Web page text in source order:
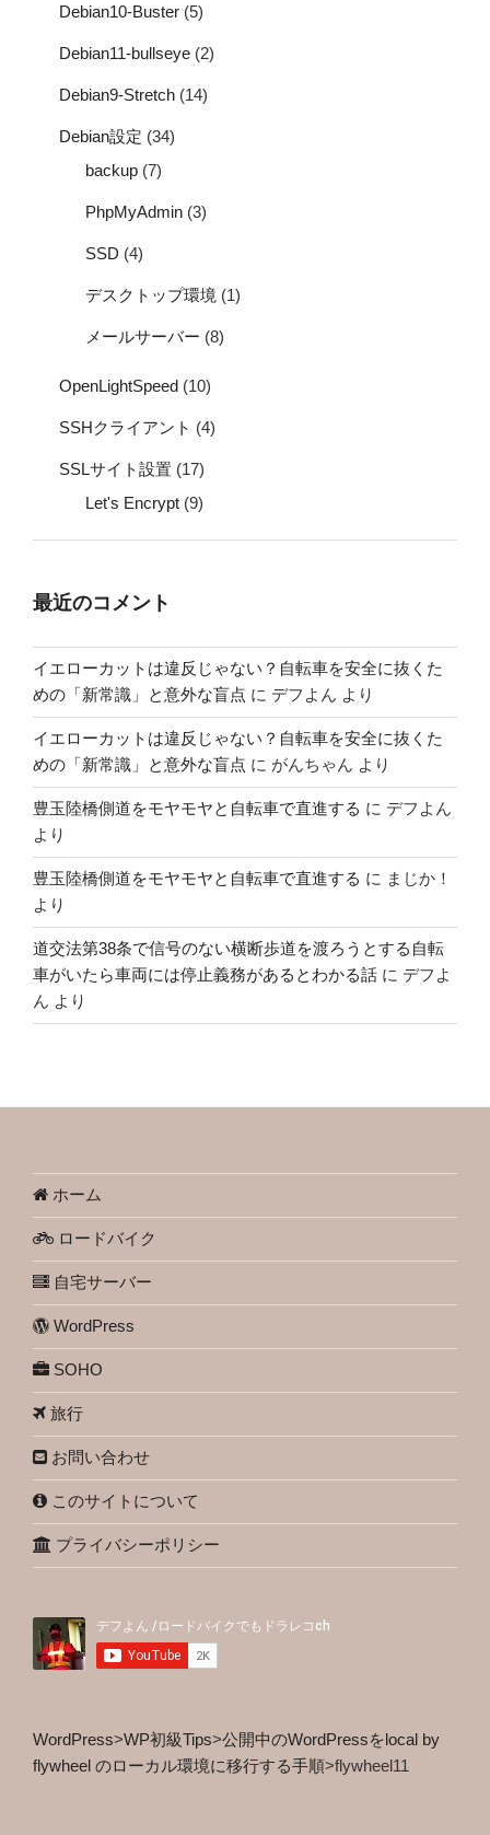
Debian10-Buster (5)
Debian11-bullseye (2)
Debian9-Stretch (14)
Debian設定 (34)
backup (7)
PhpMyAdmin (3)
SSD (4)
デスクトップ環境 (1)
メールサーバー (8)
OpenLightSpeed (10)
SSHクライアント (4)
SSLサイト設置 (17)
Let's Encrypt (9)
最近のコメント
イエローカットは違反じゃない？自転車を安全に抜くた
めの「新常識」と意外な盲点 に デフよん より
イエローカットは違反じゃない？自転車を安全に抜くた
めの「新常識」と意外な盲点 に がんちゃん より
豊玉陸橋側道をモヤモヤと自転車で直進する に デフよん
より
豊玉陸橋側道をモヤモヤと自転車で直進する に まじか！
より
道交法第38条で信号のない横断歩道を渡ろうとする自転
車がいたら車両には停止義務があるとわかる話 に デフよ
ん より
ホーム
ロードバイク
自宅サーバー
WordPress
SOHO
旅行
お問い合わせ
このサイトについて
プライバシーポリシー
WordPress>WP初級Tips>公開中のWordPressをlocal by
flywheel のローカル環境に移行する手順>flywheel11